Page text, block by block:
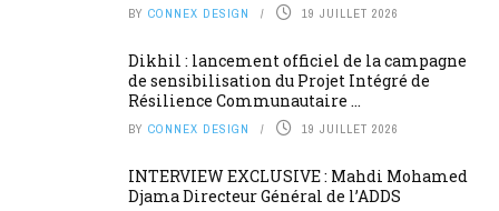
BY CONNEX DESIGN 19 JUILLET 2026
Dikhil : lancement officiel de la campagne
de sensibilisation du Projet Intégré de
Résilience Communautaire ...
BY CONNEX DESIGN 19 JUILLET 2026
INTERVIEW EXCLUSIVE : Mahdi Mohamed
Djama Directeur Général de l’ADDS